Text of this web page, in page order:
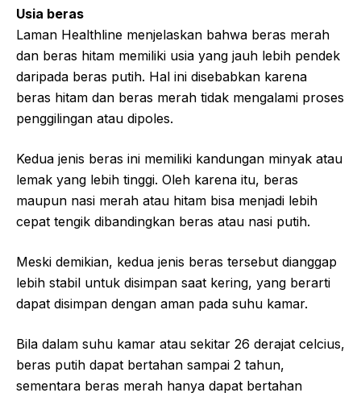
Usia beras
Laman Healthline menjelaskan bahwa beras merah
dan beras hitam memiliki usia yang jauh lebih pendek
daripada beras putih. Hal ini disebabkan karena
beras hitam dan beras merah tidak mengalami proses
penggilingan atau dipoles.
Kedua jenis beras ini memiliki kandungan minyak atau
lemak yang lebih tinggi. Oleh karena itu, beras
maupun nasi merah atau hitam bisa menjadi lebih
cepat tengik dibandingkan beras atau nasi putih.
Meski demikian, kedua jenis beras tersebut dianggap
lebih stabil untuk disimpan saat kering, yang berarti
dapat disimpan dengan aman pada suhu kamar.
Bila dalam suhu kamar atau sekitar 26 derajat celcius,
beras putih dapat bertahan sampai 2 tahun,
sementara beras merah hanya dapat bertahan